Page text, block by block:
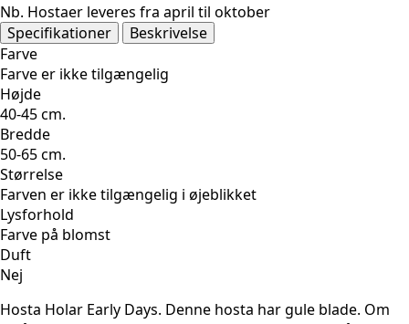
Nb. Hostaer leveres fra april til oktober
Specifikationer
Beskrivelse
Farve
Farve er ikke tilgængelig
Højde
40-45 cm.
Bredde
50-65 cm.
Størrelse
Farven er ikke tilgængelig i øjeblikket
Lysforhold
Farve på blomst
Duft
Nej
Hosta Holar Early Days. Denne hosta har gule blade. Om